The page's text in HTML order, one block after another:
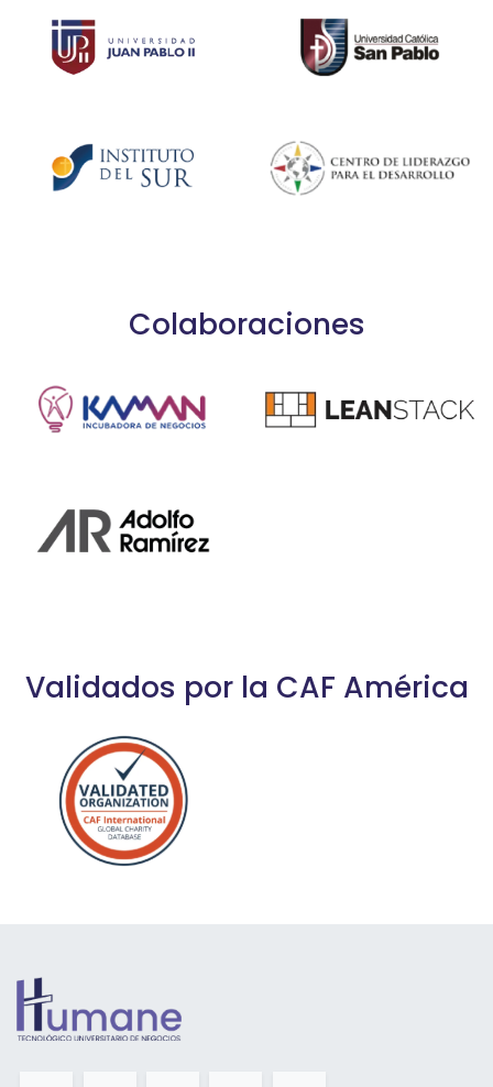
Colaboraciones
Validados por la CAF América